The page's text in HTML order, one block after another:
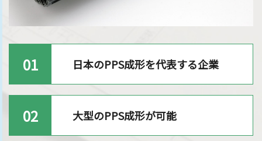
01 日本のPPS成形を代表する企業
02 大型のPPS成形が可能